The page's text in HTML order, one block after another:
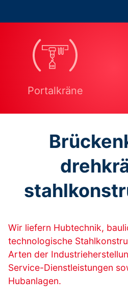
Portalkräne
Wir liefern Hubtechnik,
technologische
Arten der
Service-Dienstleistungen
Hubanlagen.